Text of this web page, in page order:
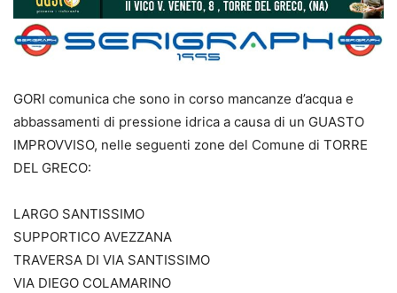
GORI comunica che sono in corso mancanze d’acqua e
abbassamenti di pressione idrica a causa di un GUASTO
IMPROVVISO, nelle seguenti zone del Comune di TORRE
DEL GRECO:
LARGO SANTISSIMO
SUPPORTICO AVEZZANA
TRAVERSA DI VIA SANTISSIMO
VIA DIEGO COLAMARINO